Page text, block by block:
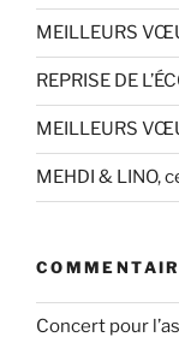
MEILLEURS
REPRISE DE
MEILLEURS
MEHDI & LINO,
Concert pour